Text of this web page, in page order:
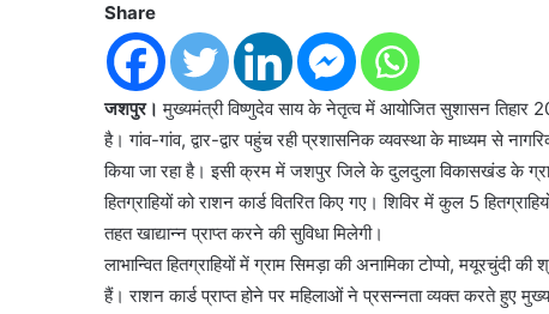
Share
जशपुर। मुख्यमंत्री विष्णुदेव साय के नेतृत्व में आयोजित सुशासन तिहार
है। गांव-गांव, द्वार-द्वार पहुंच रही प्रशासनिक व्यवस्था के माध्यम से
किया जा रहा है। इसी क्रम में जशपुर जिले के दुलदुला विकासखंड के
हितग्राहियों को राशन कार्ड वितरित किए गए। शिविर में कुल 5
तहत खाद्यान्न प्राप्त करने की सुविधा मिलेगी।
लाभान्वित हितग्राहियों में ग्राम सिमड़ा की अनामिका टोप्पो, मयूरचुंदी
हैं। राशन कार्ड प्राप्त होने पर महिलाओं ने प्रसन्नता व्यक्त करते हुए